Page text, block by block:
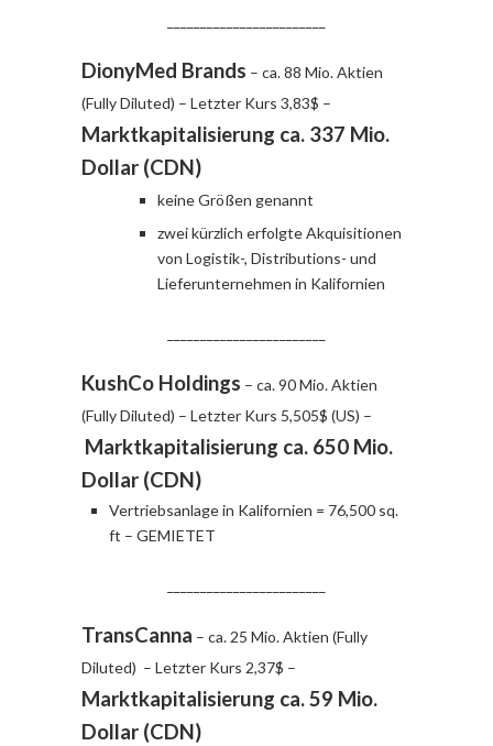
DionyMed Brands – ca. 88 Mio. Aktien
(Fully Diluted) – Letzter Kurs 3,83$ –
Marktkapitalisierung ca. 337 Mio.
Dollar (CDN)
keine Größen genannt
zwei kürzlich erfolgte Akquisitionen
von Logistik-, Distributions- und
Lieferunternehmen in Kalifornien
KushCo Holdings – ca. 90 Mio. Aktien
(Fully Diluted) – Letzter Kurs 5,505$ (US) –
Marktkapitalisierung ca. 650 Mio.
Dollar (CDN)
Vertriebsanlage in Kalifornien = 76,500 sq.
ft – GEMIETET
TransCanna – ca. 25 Mio. Aktien (Fully
Diluted) – Letzter Kurs 2,37$ –
Marktkapitalisierung ca. 59 Mio.
Dollar (CDN)